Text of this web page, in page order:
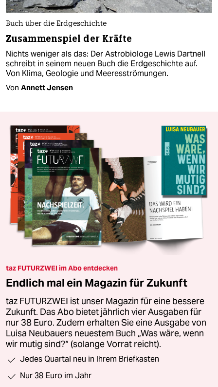
Buch über die Erdgeschichte
Zusammenspiel der Kräfte
Nichts weniger als das: Der Astrobiologe Lewis Dartnell
schreibt in seinem neuen Buch die Erdgeschichte auf.
Von Klima, Geologie und Meeresströmungen.
Von Annett Jensen
taz FUTURZWEI im Abo entdecken
Endlich mal ein Magazin für Zukunft
taz FUTURZWEI ist unser Magazin für eine bessere
Zukunft. Das Abo bietet jährlich vier Ausgaben für
nur 38 Euro. Zudem erhalten Sie eine Ausgabe von
Luisa Neubauers neuestem Buch „Was wäre, wenn
wir mutig sind?“ (solange Vorrat reicht).
Jedes Quartal neu in Ihrem Briefkasten
Nur 38 Euro im Jahr